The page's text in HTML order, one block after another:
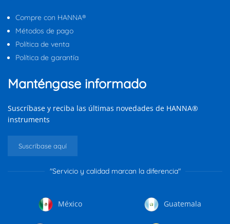
Compre con HANNA®
Métodos de pago
Política de venta
Política de garantía
Manténgase informado
Suscríbase y reciba las últimas novedades de HANNA®
instruments
Suscríbase aquí
"Servicio y calidad marcan la diferencia"
México Guatemala